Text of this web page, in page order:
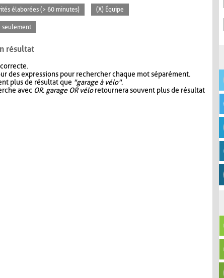
élaborées (> 60 minutes) (X) Équipe
seulement
résultat
des expressions pour rechercher chaque mot séparément.
plus de résultat que "garage à vélo".
avec OR. garage OR véloretournera souvent plus de résultat